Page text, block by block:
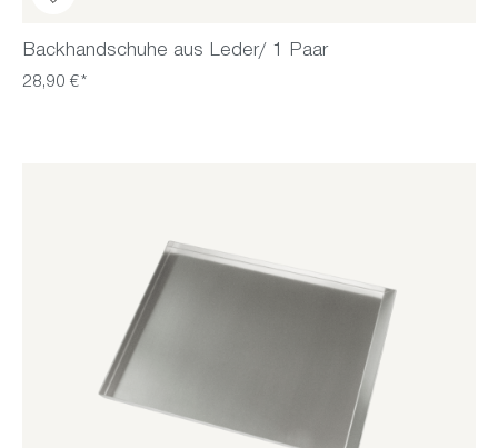
Backhandschuhe aus Leder/ 1 Paar
28,90 €*